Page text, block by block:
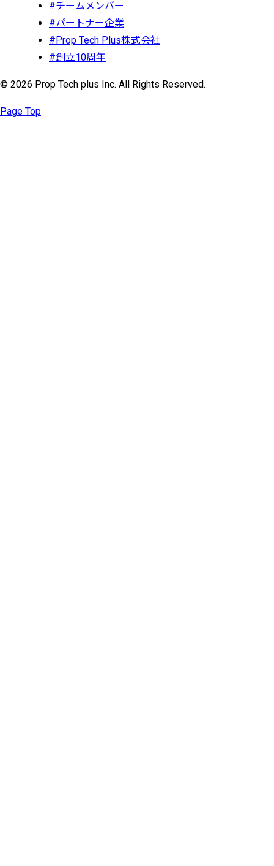
#チームメンバー
#パートナー企業
#Prop Tech Plus株式会社
#創立10周年
© 2026 Prop Tech plus Inc. All Rights Reserved.
Page Top